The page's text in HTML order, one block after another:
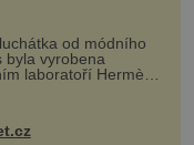
od módního
byla vyrobena
laboratoří Hermès